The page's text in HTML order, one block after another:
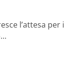
l’attesa per i